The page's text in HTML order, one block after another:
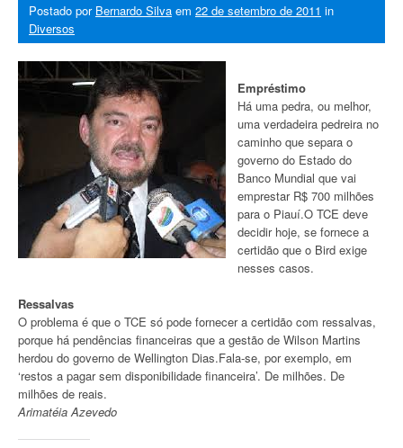
Postado por Bernardo Silva em 22 de setembro de 2011 in
Diversos
Empréstimo
Há uma pedra, ou melhor,
uma verdadeira pedreira no
caminho que separa o
governo do Estado do
Banco Mundial que vai
emprestar R$ 700 milhões
para o Piauí.O TCE deve
decidir hoje, se fornece a
certidão que o Bird exige
nesses casos.
Ressalvas
O problema é que o TCE só pode fornecer a certidão com ressalvas,
porque há pendências financeiras que a gestão de Wilson Martins
herdou do governo de Wellington Dias.Fala-se, por exemplo, em
‘restos a pagar sem disponibilidade financeira’. De milhões. De
milhões de reais.
Arimatéia Azevedo